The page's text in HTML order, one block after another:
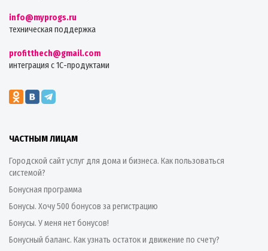
info@myprogs.ru
техническая поддержка
profitthech@gmail.com
интеграция с 1С-продуктами
ЧАСТНЫМ ЛИЦАМ
Городской сайт услуг для дома и бизнеса. Как пользоваться
системой?
Бонусная программа
Бонусы. Хочу 500 бонусов за регистрацию
Бонусы. У меня нет бонусов!
Бонусный баланс. Как узнать остаток и движение по счету?